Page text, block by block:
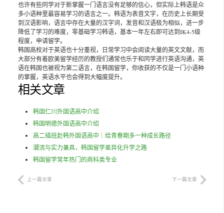
也许有些同学对于新掌握一门语言没有足够的信心，但实际上韩语是众
多小语种里最容易学习的语言之一。韩语为表音文字，在历史上长期受
到汉语影响，语言中存在大量的汉字词，发音和汉语极为相似，进一步
降低了学习的难度，零基础学习韩语，基本一年左右即可达到IK4-5级
程度，申请留学。
韩国高校对于英语也十分重视，日常学习中会阅读大量的英文文献，而
大部分有着欧美留学经历的教授们通常也乐于和同学进行英语沟通，英
语在韩国也被视为第二语言，在韩国留学，你收获的不仅是一门小语种
的掌握，英语水平也会得到大幅度提升。
相关文章
韩国仁川外国语高中介绍
韩国明德外国语高中介绍
高二插班赴韩外国语高中｜给青春期多一种成长路径
潮流与实力兼具，韩国留学差异化升学之路
韩国留学常年热门的商科类专业
上一篇文章 下一篇文章